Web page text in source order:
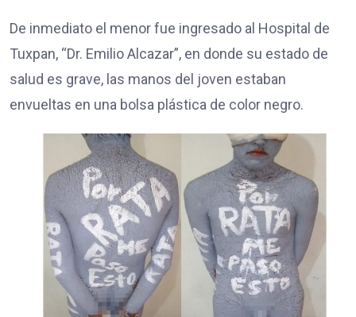
De inmediato el menor fue ingresado al Hospital de
Tuxpan, “Dr. Emilio Alcazar”, en donde su estado de
salud es grave, las manos del joven estaban
envueltas en una bolsa plástica de color negro.